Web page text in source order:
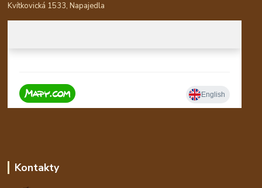
Kvítkovická 1533, Napajedla
Kontakty